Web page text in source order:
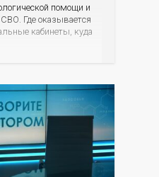
помощи и
Где оказывается
кабинеты, куда